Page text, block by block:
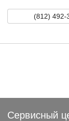
(812) 492-
Сервисный